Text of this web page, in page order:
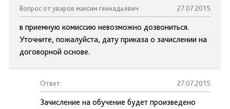
Вопрос от уваров максим геннадьевич 27.07.2015
в приемную комиссию невозможно дозвониться.
Уточните, пожалуйста, дату приказа о зачислении на
договорной основе.
Ответ: 27.07.2015
Зачисление на обучение будет произведено